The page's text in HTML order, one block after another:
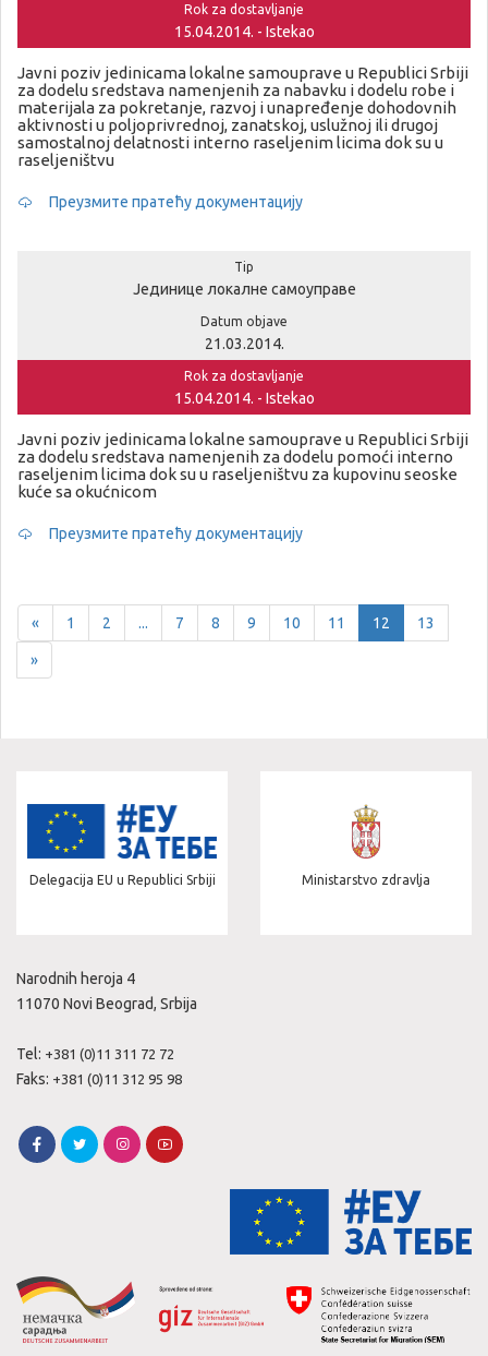
Rok za dostavljanje
15.04.2014. - Istekao
Javni poziv jedinicama lokalne samouprave u Republici Srbiji
za dodelu sredstava namenjenih za nabavku i dodelu robe i
materijala za pokretanje, razvoj i unapređenje dohodovnih
aktivnosti u poljoprivrednoj, zanatskoj, uslužnoj ili drugoj
samostalnoj delatnosti interno raseljenim licima dok su u
raseljeništvu
Преузмите пратећу документацију
Tip
Јединице локалне самоуправе
Datum objave
21.03.2014.
Rok za dostavljanje
15.04.2014. - Istekao
Javni poziv jedinicama lokalne samouprave u Republici Srbiji
za dodelu sredstava namenjenih za dodelu pomoći interno
raseljenim licima dok su u raseljeništvu za kupovinu seoske
kuće sa okućnicom
Преузмите пратећу документацију
«Previous
1 2 ... 7 8 9 10 11 12 13
»Next
Delegacija EU u Republici Srbiji Ministarstvo zdravlja
Narodnih heroja 4
11070 Novi Beograd, Srbija
Tel: +381 (0)11 311 72 72
Faks: +381 (0)11 312 95 98